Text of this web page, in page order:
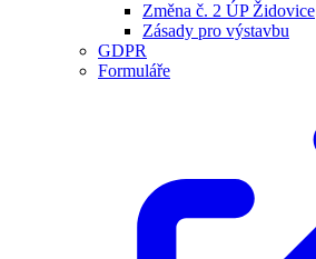
Změna č. 2 ÚP Židovice
Zásady pro výstavbu
GDPR
Formuláře